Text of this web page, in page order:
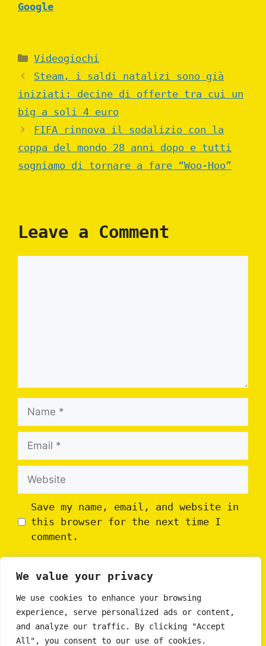
We value your privacy
We use cookies to enhance your browsing
experience, serve personalized ads or content,
and analyze our traffic. By clicking "Accept
All", you consent to our use of cookies.
Google
Categories
Videogiochi
Steam, i saldi natalizi sono già
iniziati: decine di offerte tra cui un
big a soli 4 euro
FIFA rinnova il sodalizio con la
coppa del mondo 28 anni dopo e tutti
sogniamo di tornare a fare “Woo-Hoo”
Leave a Comment
Name
Email
Website
Save my name, email, and website in
this browser for the next time I
comment.